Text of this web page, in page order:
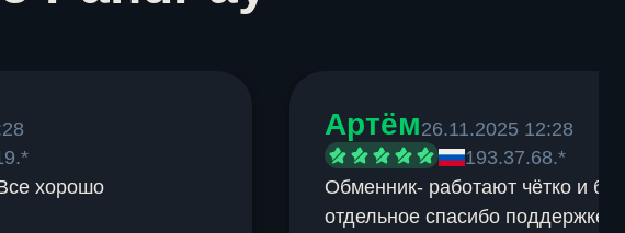
хорошо
Артём26.11.2025 12:28
193.37.68.*
Обменник- работают чётко и
отдельное спасибо поддержке.